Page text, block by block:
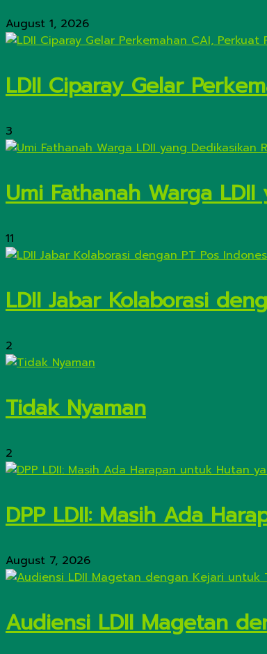
August 1, 2026
LDII Ciparay Gelar
3
Umi Fathanah Warga
11
LDII Jabar Kolaborasi
2
Tidak Nyaman
2
DPP LDII: Masih Ada
August 7, 2026
Audiensi LDII Magetan